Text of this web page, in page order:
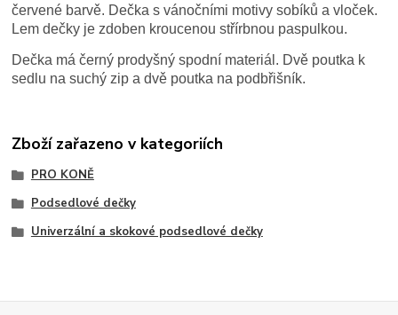
červené barvě. Dečka s vánočními motivy sobíků a vloček.
Lem dečky je zdoben kroucenou střírbnou paspulkou.
Dečka má černý prodyšný spodní materiál. Dvě poutka k
sedlu na suchý zip a dvě poutka na podbřišník.
Zboží zařazeno v kategoriích
PRO KONĚ
Podsedlové dečky
Univerzální a skokové podsedlové dečky